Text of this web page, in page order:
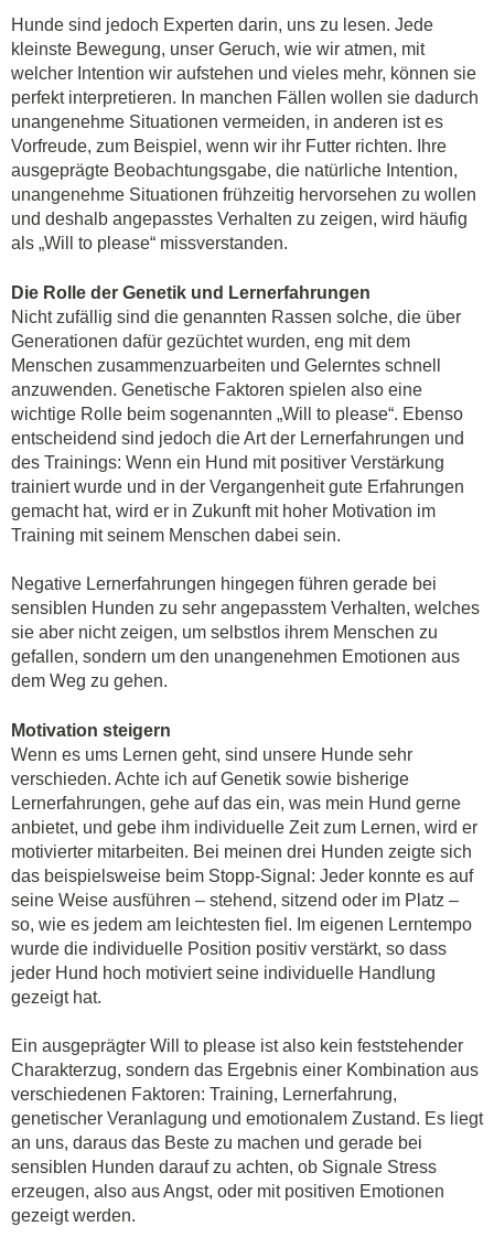
Hunde sind jedoch Experten darin, uns zu lesen. Jede
kleinste Bewegung, unser Geruch, wie wir atmen, mit
welcher Intention wir aufstehen und vieles mehr, können sie
perfekt interpretieren. In manchen Fällen wollen sie dadurch
unangenehme Situationen vermeiden, in anderen ist es
Vorfreude, zum Beispiel, wenn wir ihr Futter richten. Ihre
ausgeprägte Beobachtungsgabe, die natürliche Intention,
unangenehme Situationen frühzeitig hervorsehen zu wollen
und deshalb angepasstes Verhalten zu zeigen, wird häufig
als „Will to please“ missverstanden.
Die Rolle der Genetik und Lernerfahrungen
Nicht zufällig sind die genannten Rassen solche, die über
Generationen dafür gezüchtet wurden, eng mit dem
Menschen zusammenzuarbeiten und Gelerntes schnell
anzuwenden. Genetische Faktoren spielen also eine
wichtige Rolle beim sogenannten „Will to please“. Ebenso
entscheidend sind jedoch die Art der Lernerfahrungen und
des Trainings: Wenn ein Hund mit positiver Verstärkung
trainiert wurde und in der Vergangenheit gute Erfahrungen
gemacht hat, wird er in Zukunft mit hoher Motivation im
Training mit seinem Menschen dabei sein.
Negative Lernerfahrungen hingegen führen gerade bei
sensiblen Hunden zu sehr angepasstem Verhalten, welches
sie aber nicht zeigen, um selbstlos ihrem Menschen zu
gefallen, sondern um den unangenehmen Emotionen aus
dem Weg zu gehen.
Motivation steigern
Wenn es ums Lernen geht, sind unsere Hunde sehr
verschieden. Achte ich auf Genetik sowie bisherige
Lernerfahrungen, gehe auf das ein, was mein Hund gerne
anbietet, und gebe ihm individuelle Zeit zum Lernen, wird er
motivierter mitarbeiten. Bei meinen drei Hunden zeigte sich
das beispielsweise beim Stopp-Signal: Jeder konnte es auf
seine Weise ausführen – stehend, sitzend oder im Platz –
so, wie es jedem am leichtesten fiel. Im eigenen Lerntempo
wurde die individuelle Position positiv verstärkt, so dass
jeder Hund hoch motiviert seine individuelle Handlung
gezeigt hat.
Ein ausgeprägter Will to please ist also kein feststehender
Charakterzug, sondern das Ergebnis einer Kombination aus
verschiedenen Faktoren: Training, Lernerfahrung,
genetischer Veranlagung und emotionalem Zustand. Es liegt
an uns, daraus das Beste zu machen und gerade bei
sensiblen Hunden darauf zu achten, ob Signale Stress
erzeugen, also aus Angst, oder mit positiven Emotionen
gezeigt werden.